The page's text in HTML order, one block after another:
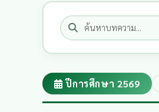
ปีการศึกษา 2569